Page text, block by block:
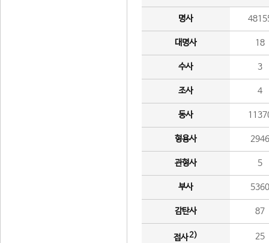
명사
대명사 18
수사 3
조사 4
동사
형용사 2946
관형사 5
부사 5360
감탄사 87
접사2) 25